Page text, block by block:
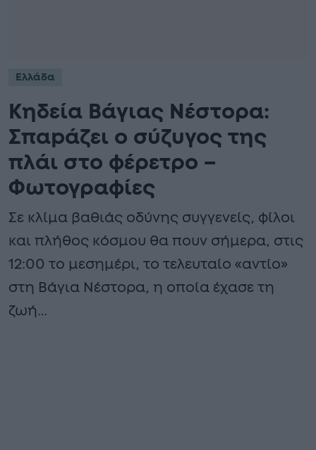
Ελλάδα
Κηδεία Βάγιας Νέστορα:
Σπαpάζει ο σύζυγος της
πλάι στο φέρετρο –
Φωτογραφίες
Σε κλίμα βαθιάς οδύνης συγγενείς, φίλοι
και πλήθος κόσμου θα πουν σήμερα, στις
12:00 το μεσημέρι, το τελευταίο «αντίο»
στη Βάγια Νέστορα, η οποία έχασε τη
ζωή…